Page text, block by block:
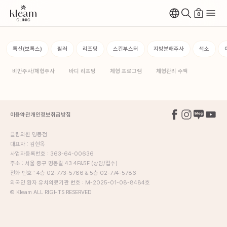
0
톡신(보톡스) 필러 리프팅 스킨부스터 지방분해주사 색소
비만주사/체형주사 바디 리프팅 체형 프로그램 체형관리 수액
이용약관개인정보취급방침
클림의원 명동점
대표자 : 김현옥
사업자등록번호 : 363-64-00636
주소 : 서울 중구 명동길 43 4F&5F (상담/접수)
전화 번호 : 4층 02-773-5786 & 5층 02-774-5786
외국인 환자 유치의료기관 번호 : M-2025-01-08-8484호
© Kleam ALL RIGHTS RESERVED